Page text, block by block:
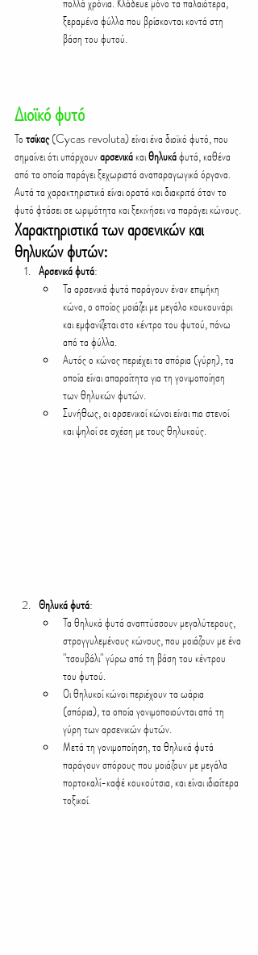
ξεραμένα φύλλα που βρίσκονται κοντά στη
βάση του φυτού.
Διοϊκό φυτό
Το τσίκας (Cycas revoluta) είναι ένα διοϊκό φυτό, που
σημαίνει ότι υπάρχουν αρσενικά και θηλυκά φυτά, καθένα
από τα οποία παράγει ξεχωριστά αναπαραγωγικά όργανα.
Αυτά τα χαρακτηριστικά είναι ορατά και διακριτά όταν το
φυτό φτάσει σε ωριμότητα και ξεκινήσει να παράγει κώνους.
Χαρακτηριστικά των αρσενικών και
θηλυκών φυτών:
Αρσενικά φυτά:
Τα αρσενικά φυτά παράγουν έναν επιμήκη
κώνο, ο οποίος μοιάζει με μεγάλο κουκουνάρι
και εμφανίζεται στο κέντρο του φυτού, πάνω
από τα φύλλα.
Αυτός ο κώνος περιέχει τα σπόρια (γύρη), τα
οποία είναι απαραίτητα για τη γονιμοποίηση
των θηλυκών φυτών.
Συνήθως, οι αρσενικοί κώνοι είναι πιο στενοί
και ψηλοί σε σχέση με τους θηλυκούς.
Θηλυκά φυτά:
Τα θηλυκά φυτά αναπτύσσουν μεγαλύτερους,
στρογγυλεμένους κώνους, που μοιάζουν με ένα
"τσουβάλι" γύρω από τη βάση του κέντρου
του φυτού.
Οι θηλυκοί κώνοι περιέχουν τα ωάρια
(σπόρια), τα οποία γονιμοποιούνται από τη
γύρη των αρσενικών φυτών.
Μετά τη γονιμοποίηση, τα θηλυκά φυτά
παράγουν σπόρους που μοιάζουν με μεγάλα
πορτοκαλί-καφέ κουκούτσια, και είναι ιδιαίτερα
τοξικοί.